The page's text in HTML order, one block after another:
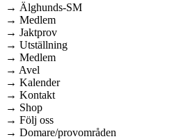
→ Älghunds-SM
→ Medlem
→ Jaktprov
→ Utställning
→ Medlem
→ Avel
→ Kalender
→ Kontakt
→ Shop
→ Följ oss
→ Domare/provområden